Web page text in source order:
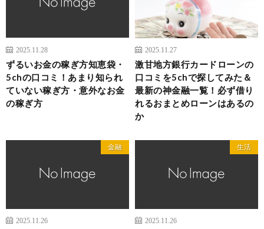
2025.11.28
ずるいお金の稼ぎ方知恵袋・
5chの口コミ！あまり知られ
ていない稼ぎ方・意外なお金
の稼ぎ方
2025.11.27
激甘地方銀行カードローンの
口コミを5chで探してみた＆
最新の神金融一覧！必ず借り
れるおまとめローンはあるの
か
金融
2025.11.26
生活
2025.11.26